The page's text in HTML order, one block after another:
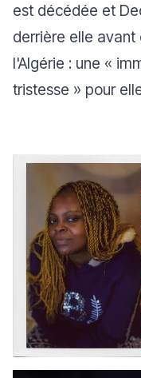
est décédée et
derrière elle
l'Algérie : une «
tristesse » pour